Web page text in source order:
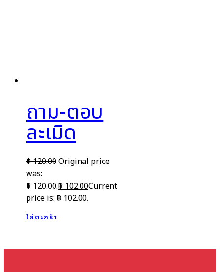
ถาม-ตอบ
ละเมิด
฿120.00Original price
was:
฿ 120.00.฿ 102.00Current
price is: ฿ 102.00.
ใส่ตะกร้า